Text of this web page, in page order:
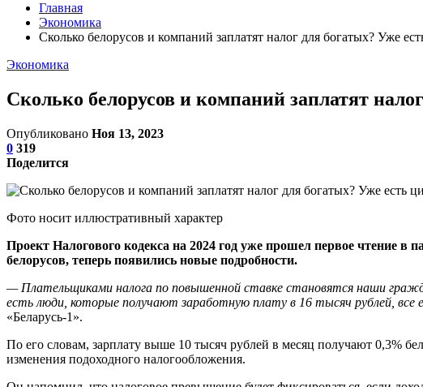
Главная
Экономика
Сколько белорусов и компаний заплатят налог для богатых? Уже
Экономика
Сколько белорусов и компаний заплатят
Опубликовано Ноя 13, 2023
0 319
Поделится
Фото носит иллюстративный характер
Проект Налогового кодекса на 2024 год уже прошел первое чтение в
белорусов, теперь появились новые подробности.
— Плательщиками налога по повышенной ставке становятся наши
есть люди, которые получают заработную плату в 16 тысяч рублей, все
«Беларусь-1».
По его словам, зарплату выше 10 тысяч рублей в месяц получают 0,3%
изменения подоходного налогообложения.